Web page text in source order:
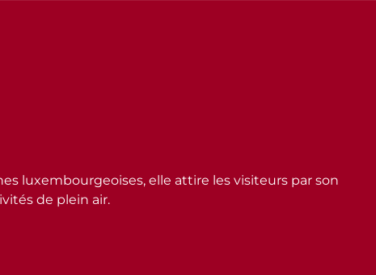
luxembourgeoises, elle attire les visiteurs par son
de plein air.